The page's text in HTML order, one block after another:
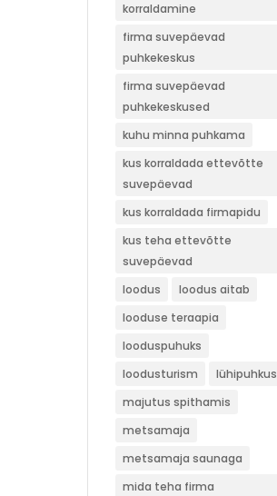
korraldamine
firma suvepäevad
puhkekeskus
firma suvepäevad
puhkekeskused
kuhu minna puhkama
kus korraldada ettevõtte
suvepäevad
kus korraldada firmapidu
kus teha ettevõtte
suvepäevad
loodus
loodus aitab
looduse teraapia
looduspuhuks
loodusturism
lühipuhkus
majutus spithamis
metsamaja
metsamaja saunaga
mida teha firma